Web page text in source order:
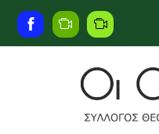
Skip
content
Facebook
Live
Live
2